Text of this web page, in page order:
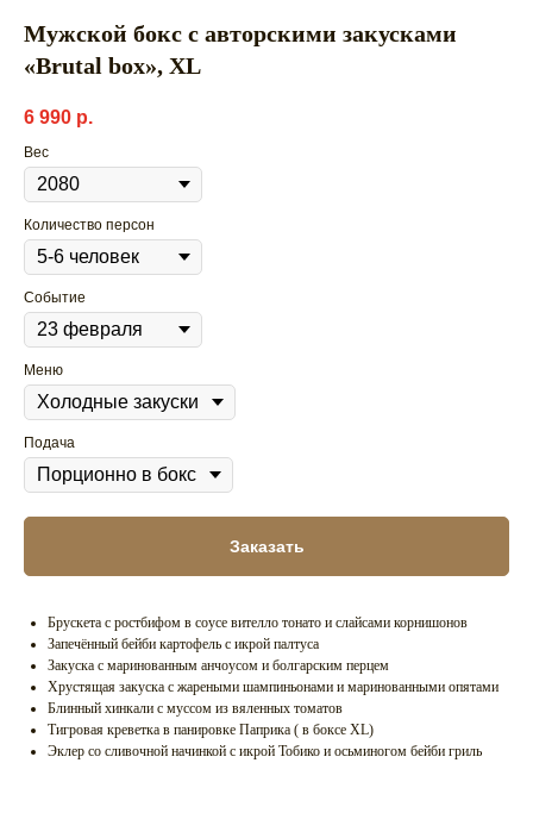
Мужской бокс с авторскими закусками
«Brutal box», XL
6 990 р.
Вес
Количество персон
Событие
Меню
Подача
Заказать
Брускета с ростбифом в соусе вителло тонато и слайсами корнишонов
Запечённый бейби картофель с икрой палтуса
Закуска с маринованным анчоусом и болгарским перцем
Хрустящая закуска с жареными шампиньонами и маринованными опятами
Блинный хинкали с муссом из вяленных томатов
Тигровая креветка в панировке Паприка ( в боксе XL)
Эклер со сливочной начинкой с икрой Тобико и осьминогом бейби гриль